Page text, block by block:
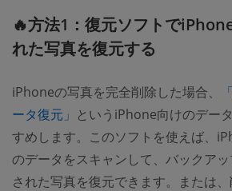
🔥方法1：復元ソフトで
れた写真を復元する
iPhoneの写真を完全削除した場合、
ータ復元」 というiPhone向けのデー
すめします。このソフトを使えば、
のデータをスキャンして、バックア
された写真を復元できます。または